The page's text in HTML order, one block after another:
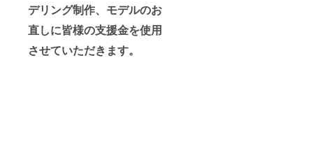
デリング制作、モデルのお
直しに皆様の支援金を使用
させていただきます。